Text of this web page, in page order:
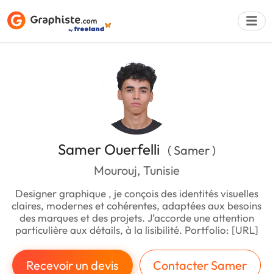
Samer Ouerfelli ( Samer )
Mourouj, Tunisie
Designer graphique , je conçois des identités visuelles
claires, modernes et cohérentes, adaptées aux besoins
des marques et des projets. J’accorde une attention
particulière aux détails, à la lisibilité. Portfolio: [URL]
Recevoir un devis Contacter Samer